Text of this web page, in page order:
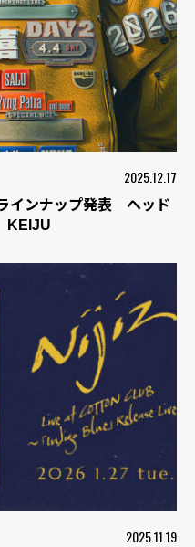
2025.12.17
インナップ発表 ヘッド
KEIJU
2025.11.19